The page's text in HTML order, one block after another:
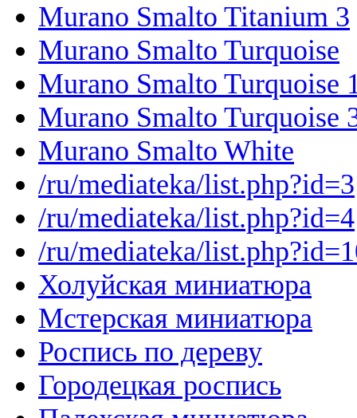
Murano Smalto Titanium 3
Murano Smalto Turquoise
Murano Smalto Turquoise
Murano Smalto Turquoise
Murano Smalto White
/ru/mediateka/list.php?id=3
/ru/mediateka/list.php?id=4
/ru/mediateka/
Холуйская миниатюра
Мстерская миниатюра
Роспись по дереву
Городецкая роспись